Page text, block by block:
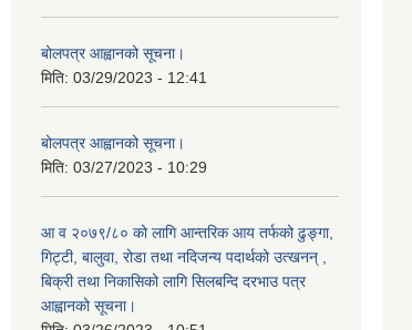
बोलपत्र आह्वानको सूचना।
मिति: 03/29/2023 - 12:41
बोलपत्र आह्वानको सूचना।
मिति: 03/27/2023 - 10:29
आ व २०७९/८० को लागि आन्तरिक आय तर्फको ढुङ्गा,
गिट्टी, बालुवा, रोडा तथा नदिजन्य पदार्थको उत्खनन् ,
बिक्री तथा निकासिको लागि सिलबन्दि दरभाउ पत्र
आह्वानको सूचना।